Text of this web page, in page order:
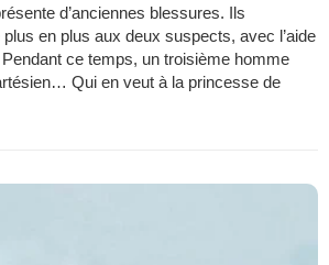
d’anciennes blessures. Ils
en plus aux deux suspects, avec l’aide
ce temps, un troisième homme
Qui en veut à la princesse de